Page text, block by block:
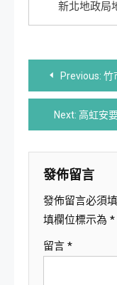
新北地政局
文
章
導
覽
Previous: 竹
Next: 高虹安
發佈留言
發佈留言必須
填欄位標示為 *
留言 *